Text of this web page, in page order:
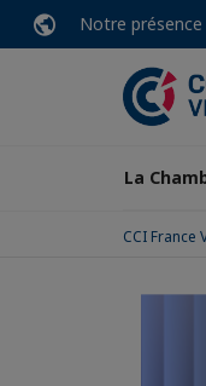
Notre
La
CCI France